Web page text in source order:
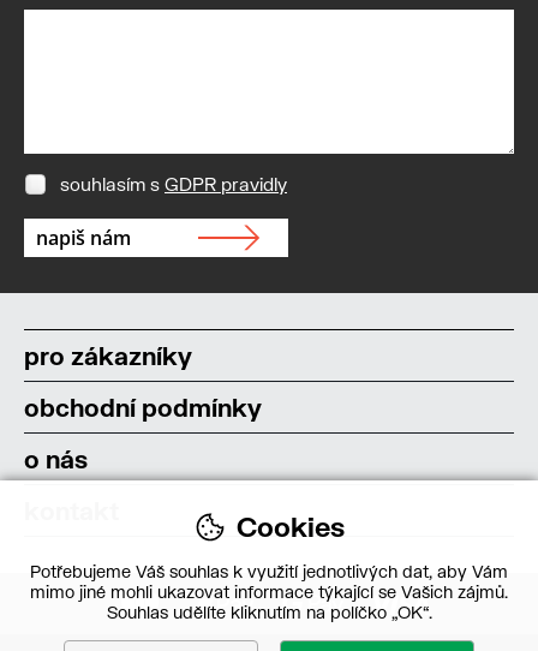
souhlasím s GDPR pravidly
pro zákazníky
obchodní podmínky
o nás
Cookies
Potřebujeme Váš souhlas k využití jednotlivých dat, aby Vám
mimo jiné mohli ukazovat informace týkající se Vašich zájmů.
Souhlas udělíte kliknutím na políčko „OK“.